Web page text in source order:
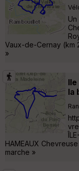
Vaux-de-Cernay (km
»
la
HAMEAUX
marche »